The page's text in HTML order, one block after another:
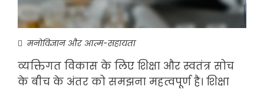
मनोविज्ञान और आत्म-सहायता
व्यक्तिगत विकास के लिए शिक्षा और स्वतंत्र सोच
के बीच के अंतर को समझना महत्वपूर्ण है। शिक्षा